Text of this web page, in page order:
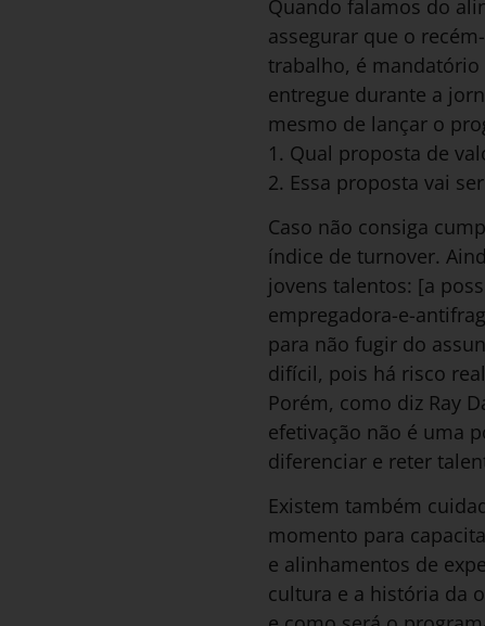
Quando falamos do
assegurar que o
trabalho, é
entregue durante a
mesmo de lançar o
1. Qual proposta de
2. Essa proposta vai
Caso não consiga
índice de turnover.
jovens talentos: [a
empregadora-e-
para não fugir do
difícil, pois há risco
Porém, como diz Ray
efetivação não é uma
diferenciar e reter
Existem também
momento para
e alinhamentos de
cultura e a história da